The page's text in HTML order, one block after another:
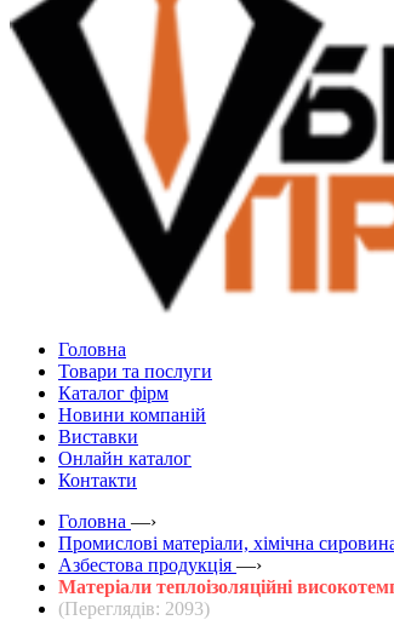
Головна
Товари та послуги
Каталог фірм
Новини компаній
Виставки
Онлайн каталог
Контакти
Головна —›
Промислові матеріали, хімічна
Азбестова продукція —›
Матеріали теплоізоляційні
(Переглядів: 2093)